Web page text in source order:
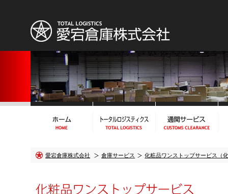
愛宕倉庫株式会社 倉庫サービス 化粧品ワンストップサービス（